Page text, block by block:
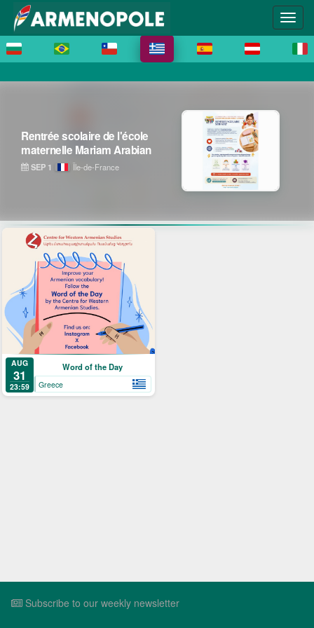
Rentrée scolaire de l'école
maternelle Mariam Arabian
SEP 1 Île-de-France
AUG
31
23:59
Word of the Day
Greece
Subscribe to our weekly newsletter